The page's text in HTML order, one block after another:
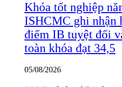
Khóa tốt nghiệp
ISHCMC ghi nhận
điểm IB tuyệt đối
toàn khóa đạt 34,5
05/08/2026